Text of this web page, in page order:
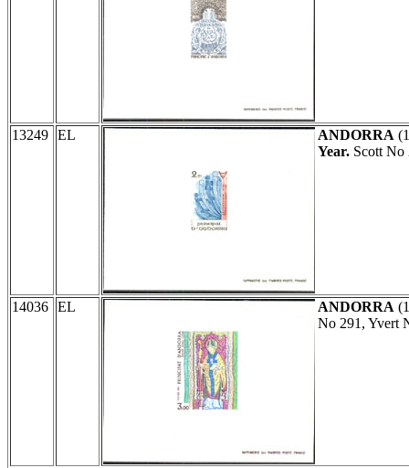
13249 EL ANDORRA
Year. Scott No
14036 EL ANDORRA
No 291, Yvert